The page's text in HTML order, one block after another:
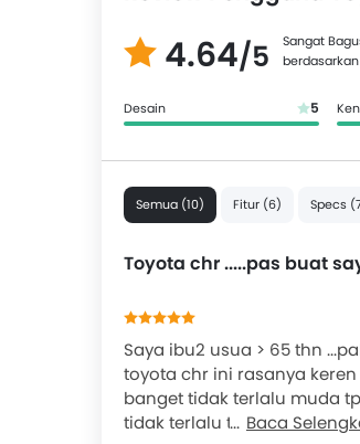
4.64/5
Sangat
Desain 5
Semua (10) Fitur (6) Specs
Toyota chr .....pas buat
Saya ibu2 usua > 65 thn
toyota chr ini rasanya keren
banget tidak terlalu muda
tidak terlalu tuaBaca